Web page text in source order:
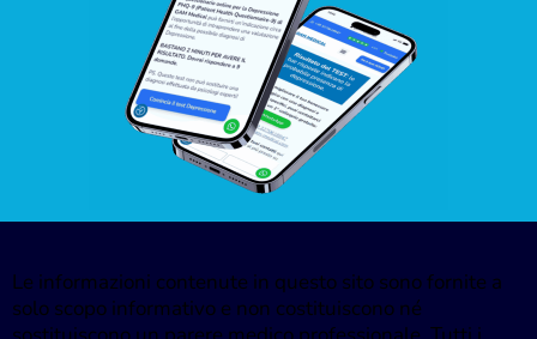
Le informazioni contenute in questo sito sono fornite a
solo scopo informativo e non costituiscono né